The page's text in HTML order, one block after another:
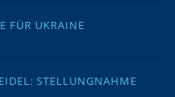
FÜR UKRAINE
STELLUNGNAHME